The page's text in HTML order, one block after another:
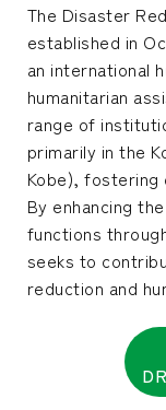
The Disaster
established in
an international
humanitarian
range of
primarily in the
Kobe), fostering
By enhancing
functions
seeks to
reduction and